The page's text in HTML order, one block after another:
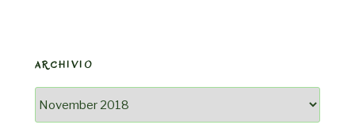
ARCHIVIO
Archivio